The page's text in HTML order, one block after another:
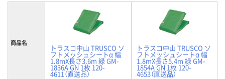
商品名
トラスコ中山 TRUSCO ソ
フトメッシュシートα 幅
1.8mX長さ3.6m 緑 GM-
1836A GN 1枚 120-
4611（直送品）
トラスコ中山 TRUSCO ソ
フトメッシュシートα 幅
1.8mX長さ5.4m 緑 GM-
1854A GN 1枚 120-
4653（直送品）